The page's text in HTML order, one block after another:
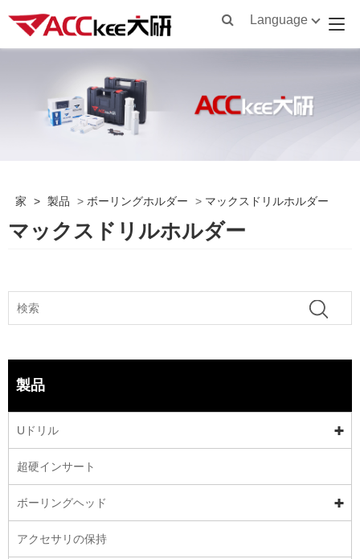
Language
家 > 製品 > ボーリングホルダー > マックスドリルホルダー
マックスドリルホルダー
製品
Uドリル
超硬インサート
ボーリングヘッド
アクセサリの保持